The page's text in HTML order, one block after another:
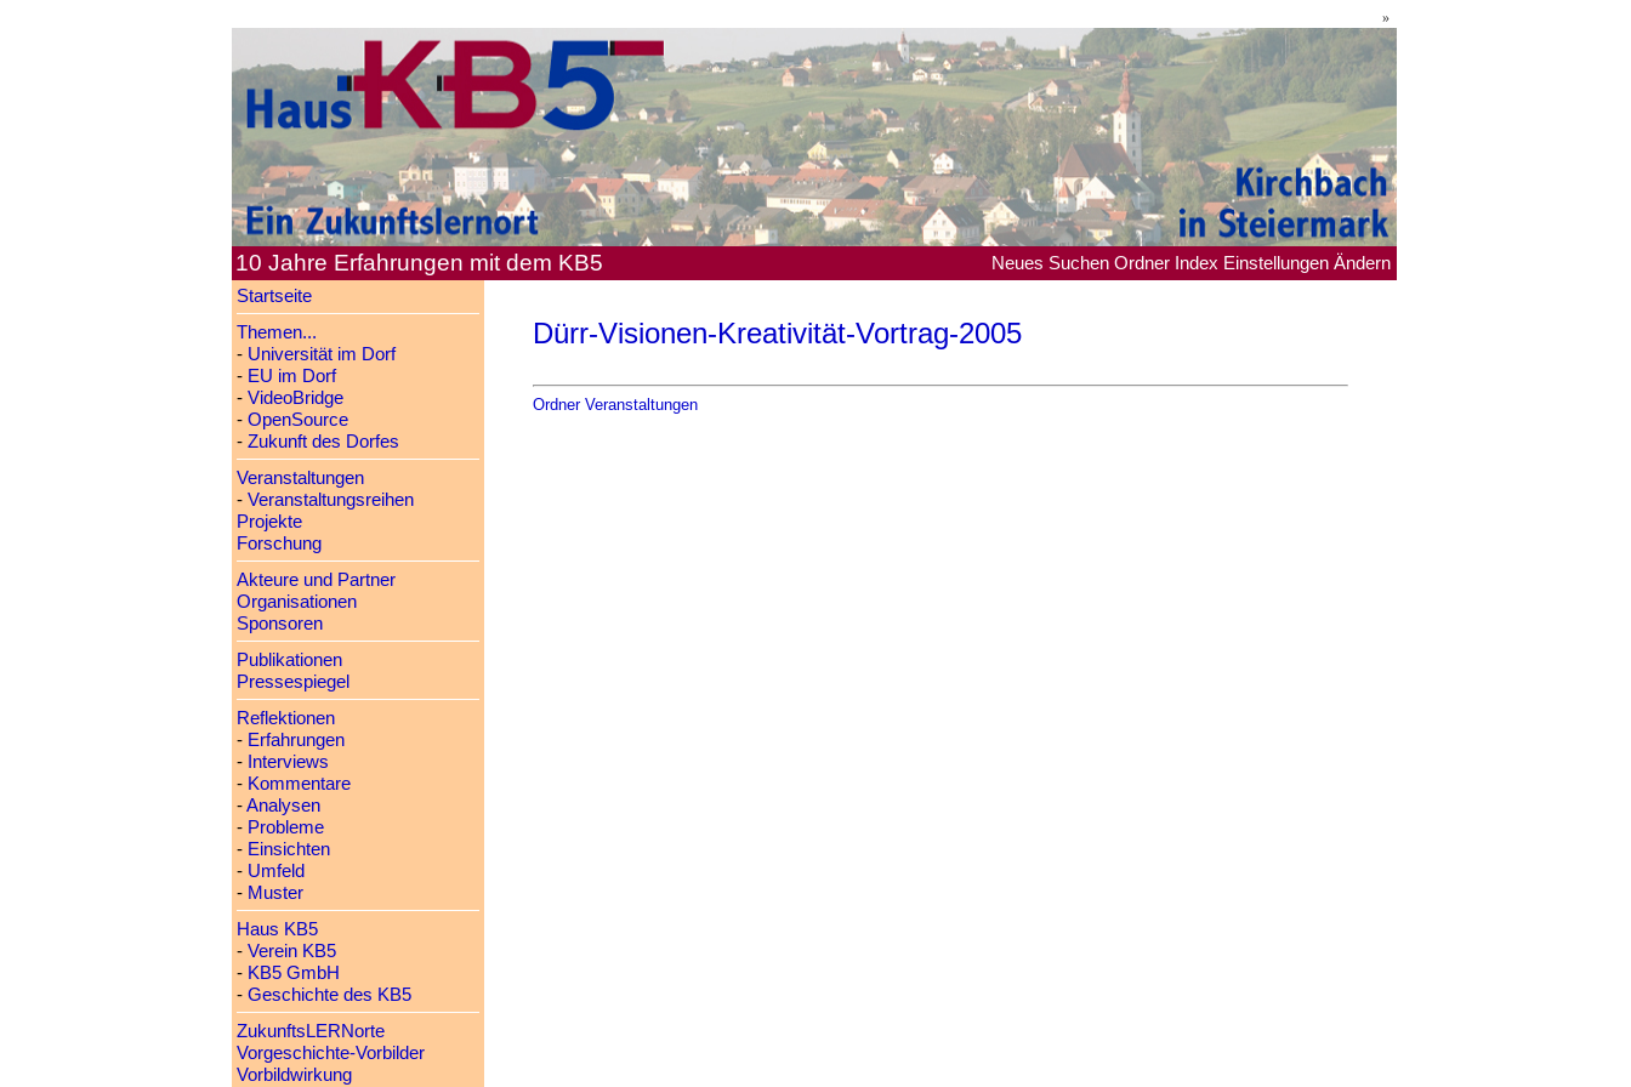
»
10 Jahre Erfahrungen mit dem KB5 Neues Suchen Ordner Index Einstellungen Ändern
Startseite
Themen...
- Universität im Dorf
- EU im Dorf
- VideoBridge
- OpenSource
- Zukunft des Dorfes
Veranstaltungen
- Veranstaltungsreihen
Projekte
Forschung
Akteure und Partner
Organisationen
Sponsoren
Publikationen
Pressespiegel
Reflektionen
- Erfahrungen
- Interviews
- Kommentare
-Analysen
- Probleme
- Einsichten
- Umfeld
- Muster
Haus KB5
- Verein KB5
- KB5 GmbH
- Geschichte des KB5
ZukunftsLERNorte
Vorgeschichte-Vorbilder
Vorbildwirkung
Dürr-Visionen-Kreativität-Vortrag-2005
Ordner Veranstaltungen